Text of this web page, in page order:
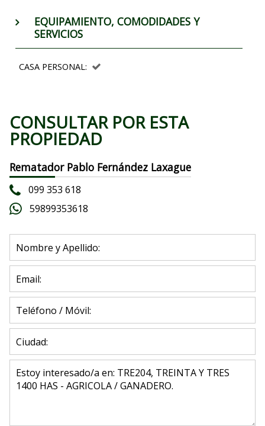
EQUIPAMIENTO, COMODIDADES Y
SERVICIOS
CASA PERSONAL:
CONSULTAR POR ESTA
PROPIEDAD
Rematador Pablo Fernández Laxague
099 353 618
59899353618